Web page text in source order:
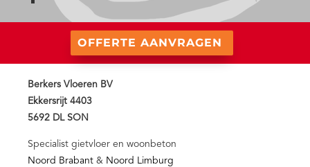
OFFERTE AANVRAGEN
Berkers Vloeren BV
Ekkersrijt 4403
5692 DL SON
Specialist gietvloer en woonbeton
Noord Brabant & Noord Limburg